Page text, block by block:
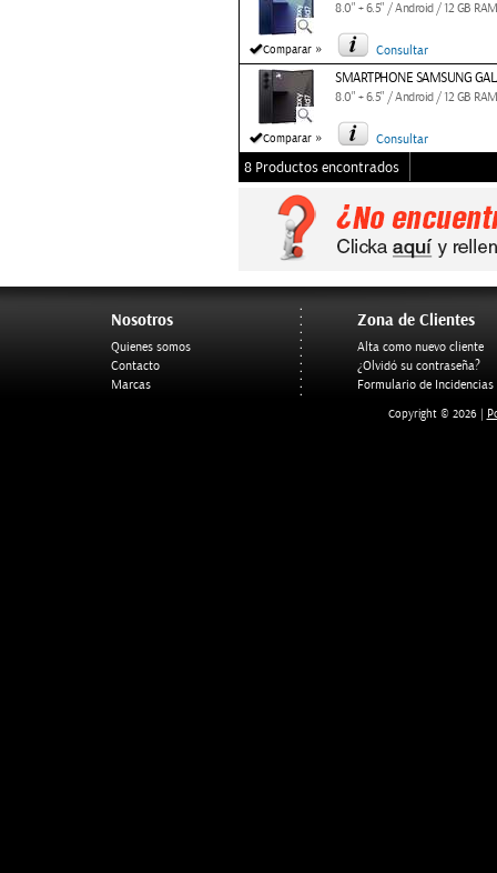
Comparar »
8.0" + 6.5" / Android / 12 GB
Consultar
Comparar »
SMARTPHONE SAMSUNG
8.0" + 6.5" / Android / 12 GB
Consultar
8 Productos encontrados
Nosotros
Quienes somos
Contacto
Marcas
Zona de Clientes
Alta como nuevo cliente
¿Olvidó su contraseña?
Formulario de Incidencias
Copyright © 2026 |